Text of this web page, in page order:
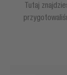
Tutaj